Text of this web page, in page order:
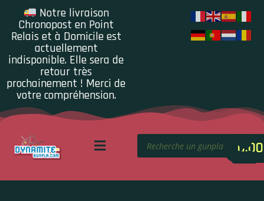
Notre livraison
Chronopost en Point
Relais et à Domicile est
actuellement
indisponible. Elle sera de
retour très
prochainement ! Merci de
votre compréhension.
0.00